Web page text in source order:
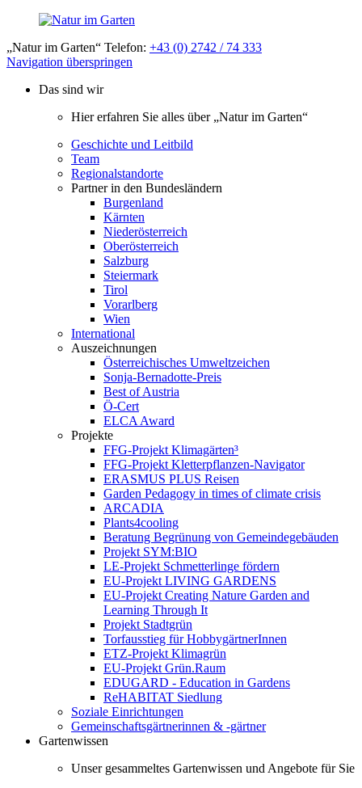
„Natur im Garten“ Telefon: +43 (0) 2742 / 74 333
Navigation überspringen
Das sind wir
Hier erfahren Sie alles über „Natur im Garten“
Geschichte und Leitbild
Team
Regionalstandorte
Partner in den Bundesländern
Burgenland
Kärnten
Niederösterreich
Oberösterreich
Salzburg
Steiermark
Tirol
Vorarlberg
Wien
International
Auszeichnungen
Österreichisches Umweltzeichen
Sonja-Bernadotte-Preis
Best of Austria
Ö-Cert
ELCA Award
Projekte
FFG-Projekt Klimagärten³
FFG-Projekt Kletterpflanzen-Navigator
ERASMUS PLUS Reisen
Garden Pedagogy in times of climate crisis
ARCADIA
Plants4cooling
Beratung Begrünung von Gemeindegebäuden
Projekt SYM:BIO
LE-Projekt Schmetterlinge fördern
EU-Projekt LIVING GARDENS
EU-Projekt Creating Nature Garden and
Learning Through It
Projekt Stadtgrün
Torfausstieg für HobbygärtnerInnen
ETZ-Projekt Klimagrün
EU-Projekt Grün.Raum
EDUGARD - Education in Gardens
ReHABITAT Siedlung
Soziale Einrichtungen
Gemeinschaftsgärtnerinnen & -gärtner
Gartenwissen
Unser gesammeltes Gartenwissen und Angebote für Sie